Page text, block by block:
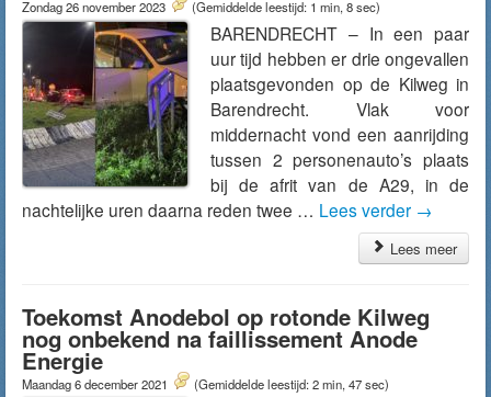
Zondag 26 november 2023 (Gemiddelde leestijd: 1 min, 8 sec)
BARENDRECHT – In een paar
uur tijd hebben er drie ongevallen
plaatsgevonden op de Kilweg in
Barendrecht. Vlak voor
middernacht vond een aanrijding
tussen 2 personenauto’s plaats
bij de afrit van de A29, in de
nachtelijke uren daarna reden twee … Lees verder →
Lees meer
Toekomst Anodebol op rotonde Kilweg
nog onbekend na faillissement Anode
Energie
Maandag 6 december 2021 (Gemiddelde leestijd: 2 min, 47 sec)